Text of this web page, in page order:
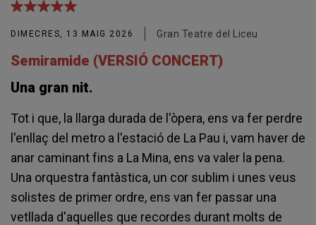
DIMECRES, 13 MAIG 2026 Gran Teatre del Liceu
Semiramide (VERSIÓ CONCERT)
Una gran nit.
Tot i que, la llarga durada de l'òpera, ens va fer perdre
l'enllaç del metro a l'estació de La Pau i, vam haver de
anar caminant fins a La Mina, ens va valer la pena.
Una orquestra fantàstica, un cor sublim i unes veus
solistes de primer ordre, ens van fer passar una
vetllada d'aquelles que recordes durant molts de